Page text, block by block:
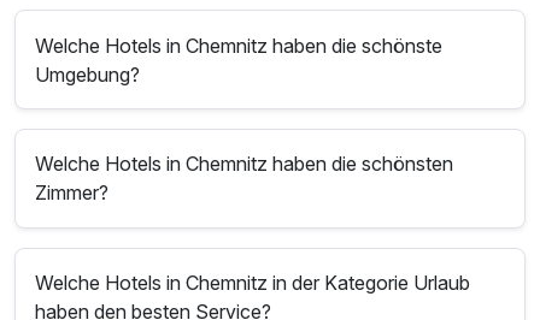
Welche Hotels in Chemnitz haben die schönste
Umgebung?
Welche Hotels in Chemnitz haben die schönsten
Zimmer?
Welche Hotels in Chemnitz in der Kategorie Urlaub
haben den besten Service?